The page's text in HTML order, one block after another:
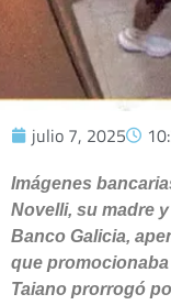
julio 7, 2025
Imágenes
Novelli, su madre
Banco Galicia,
que
Taiano prorrogó